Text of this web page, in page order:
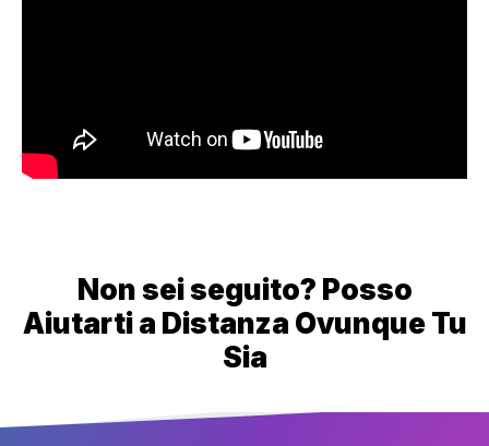
Non sei seguito? Posso
Aiutarti a Distanza Ovunque Tu
Sia